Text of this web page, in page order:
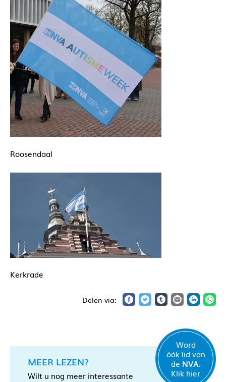
Roosendaal
Kerkrade
MEER LEZEN?
Wilt u nog meer interessante
Word
óók lid van
de NVA.
Klik hier